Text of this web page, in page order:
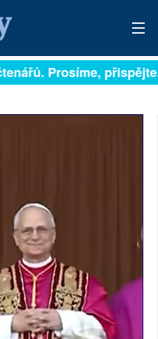
Prosíme,